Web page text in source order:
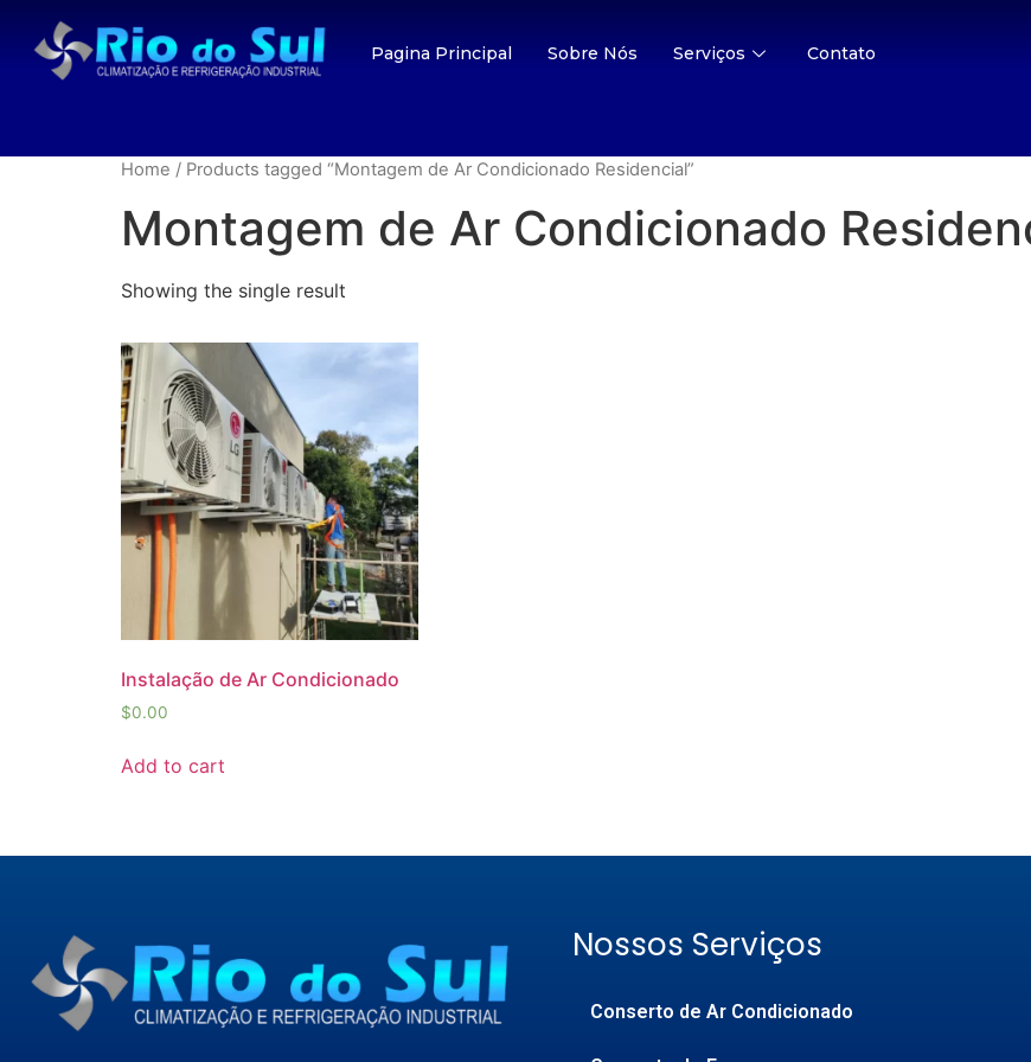
Pagina Principal Sobre Nós Serviços Contato
Home / Products tagged “Montagem de Ar Condicionado Residencial”
Montagem de Ar Condicionado
Showing the single result
Instalação de Ar Condicionado
$0.00
Add to cart
Nossos Serviços
Conserto de Ar Condicionado